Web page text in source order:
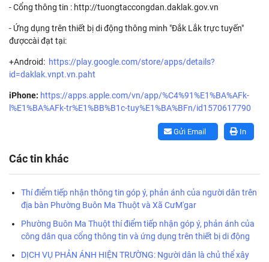
- Cổng thông tin : http://tuongtaccongdan.daklak.gov.vn
- Ứng dụng trên thiết bị di động thông minh "Đắk Lắk trực tuyến"
đượccài đạt tại:
+Android: https://play.google.com/store/apps/details?
id=daklak.vnpt.vn.paht
iPhone: ‎https://apps.apple.com/vn/app/%C4%91%E1%BA%AFk-
l%E1%BA%AFk-tr%E1%BB%B1c-tuy%E1%BA%BFn/id1570617790
In
Gửi Email
Các tin khác
Thí điểm tiếp nhận thông tin góp ý, phản ánh của người dân trên
địa bàn Phường Buôn Ma Thuột và Xã CưM'gar
Phường Buôn Ma Thuột thí điểm tiếp nhận góp ý, phản ánh của
công dân qua cổng thông tin và ứng dụng trên thiết bị di động
DỊCH VỤ PHẢN ÁNH HIỆN TRƯỜNG: Người dân là chủ thể xây